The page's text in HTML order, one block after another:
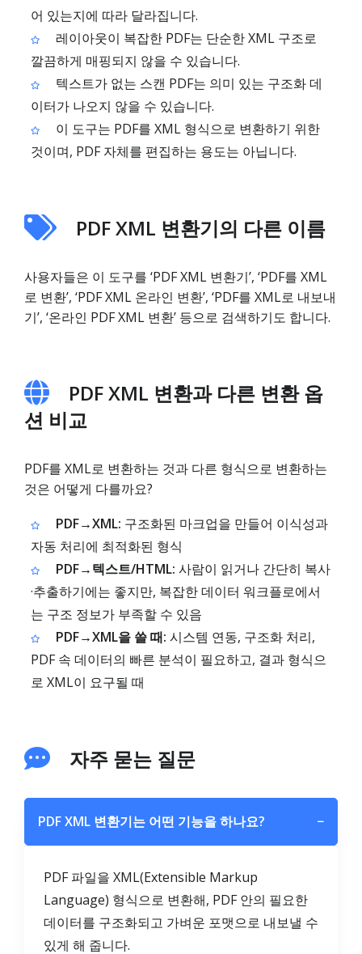
어 있는지에 따라 달라집니다.
레이아웃이 복잡한 PDF는 단순한 XML 구조로
깔끔하게 매핑되지 않을 수 있습니다.
텍스트가 없는 스캔 PDF는 의미 있는 구조화 데
이터가 나오지 않을 수 있습니다.
이 도구는 PDF를 XML 형식으로 변환하기 위한
것이며, PDF 자체를 편집하는 용도는 아닙니다.
PDF XML 변환기의 다른 이름
사용자들은 이 도구를 ‘PDF XML 변환기’, ‘PDF를 XML
로 변환’, ‘PDF XML 온라인 변환’, ‘PDF를 XML로 내보내
기’, ‘온라인 PDF XML 변환’ 등으로 검색하기도 합니다.
PDF XML 변환과 다른 변환 옵
션 비교
PDF를 XML로 변환하는 것과 다른 형식으로 변환하는
것은 어떻게 다를까요?
PDF→XML: 구조화된 마크업을 만들어 이식성과
자동 처리에 최적화된 형식
PDF→텍스트/HTML: 사람이 읽거나 간단히 복사
·추출하기에는 좋지만, 복잡한 데이터 워크플로에서
는 구조 정보가 부족할 수 있음
PDF→XML을 쓸 때: 시스템 연동, 구조화 처리,
PDF 속 데이터의 빠른 분석이 필요하고, 결과 형식으
로 XML이 요구될 때
자주 묻는 질문
PDF XML 변환기는 어떤 기능을 하나요? −
PDF 파일을 XML(Extensible Markup
Language) 형식으로 변환해, PDF 안의 필요한
데이터를 구조화되고 가벼운 포맷으로 내보낼 수
있게 해 줍니다.